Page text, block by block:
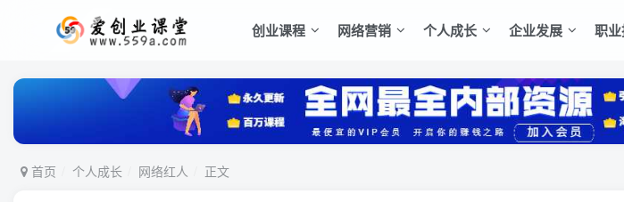
创业课程 网络营销 个人成长 企业发展 职
首页 个人成长 网络红人 正文